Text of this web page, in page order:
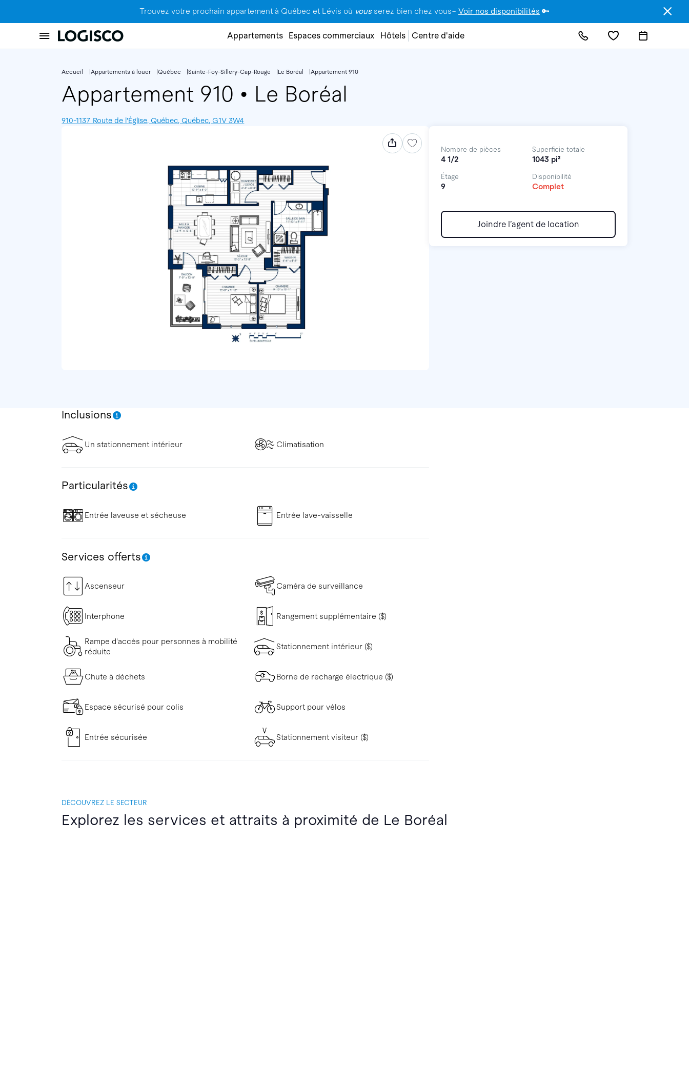
Trouvez votre prochain appartement à Québec et Lévis où vous serez bien chez vous– Voir nos disponibilités 🔑
Appartements Espaces commerciaux Hôtels Centre d'aide
Accueil Appartements à louer Québec Sainte-Foy-Sillery-Cap-Rouge Le Boréal Appartement 910
Appartement 910 • Le Boréal
910-1137 Route de l'Église, Québec, Québec, G1V 3W4
Inclusions
Un stationnement intérieur Climatisation
Particularités
Entrée laveuse et sécheuse Entrée lave-vaisselle
Services offerts
Ascenseur Caméra de surveillance
Interphone Rangement supplémentaire ($)
Rampe d'accès pour personnes à mobilité
réduite
Stationnement intérieur ($)
Chute à déchets Borne de recharge électrique ($)
Espace sécurisé pour colis Support pour vélos
Entrée sécurisée Stationnement visiteur ($)
Nombre de pièces
4 1/2
Superficie totale
1043 pi²
Étage
9
Disponibilité
Complet
Joindre l’agent de location
DÉCOUVREZ LE SECTEUR
Explorez les services et attraits à proximité de Le Boréal